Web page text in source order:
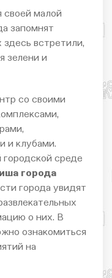
своей малой
запомнят
встретили,
зелени и
со своими
и клубами.
городской среде
города
города увидят
о них. В
ознакомиться
на